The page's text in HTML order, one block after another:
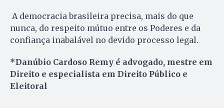
A democracia brasileira precisa, mais do que
nunca, do respeito mútuo entre os Poderes e da
confiança inabalável no devido processo legal.
*Danúbio Cardoso Remy é advogado, mestre em
Direito e especialista em Direito Público e
Eleitoral